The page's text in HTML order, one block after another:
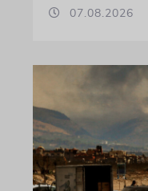
07.08.2026